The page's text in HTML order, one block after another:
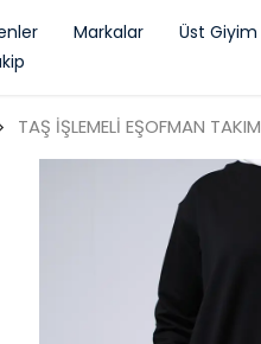
Markalar Üst Giyim
TAŞ İŞLEMELİ EŞOFMAN TAKIM